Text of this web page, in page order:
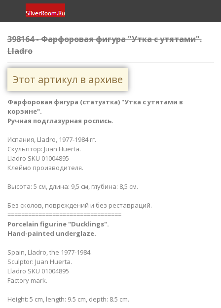
398164 - Фарфоровая фигура "Утка с утятами".
Lladro
Этот артикул в архиве
Фарфоровая фигура (статуэтка) "Утка с утятами в
корзине".
Ручная подглазурная роспись.
Испания, Lladro, 1977-1984 гг.
Скульптор: Juan Huerta.
Lladro SKU 01004895
Клеймо производителя.
Высота: 5 см, длина: 9,5 см, глубина: 8,5 см.
Без сколов, повреждений и без реставраций.
=================================
Porcelain figurine "Ducklings".
Hand-painted underglaze.
Spain, Lladro, the 1977-1984.
Sculptor: Juan Huerta.
Lladro SKU 01004895
Factory mark.
Height: 5 cm, length: 9.5 cm, depth: 8.5 cm.